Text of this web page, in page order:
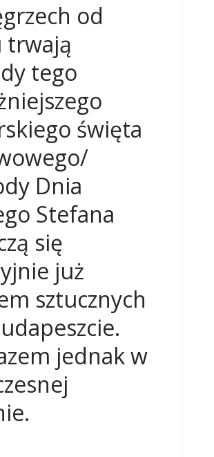
od
trwają
tego
święta
Dnia
Stefana
się
już
sztucznych
jednak w